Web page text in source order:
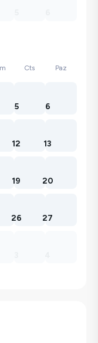
Cts Paz
5 6
12 13
19 20
26 27